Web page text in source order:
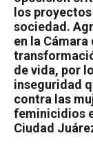
los
sociedad.
en la
de vida, por lo
inseguridad
contra las
feminicidios
Ciudad